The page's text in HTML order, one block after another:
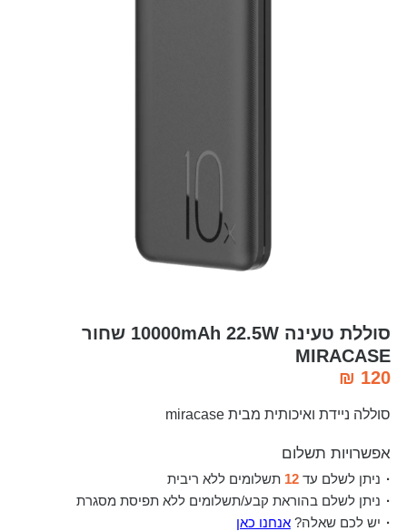
סוללת טעינה 10000mAh 22.5W שחור
MIRACASE
₪ 120
סוללה ניידת ואיכותית מבית miracase
אפשרויות תשלום
ניתן לשלם עד12 תשלומים ללא ריבית
ניתן לשלם בהוראת קבע/תשלומים ללא תפיסת מסגרת
יש לכם שאלה?אנחנו כאן